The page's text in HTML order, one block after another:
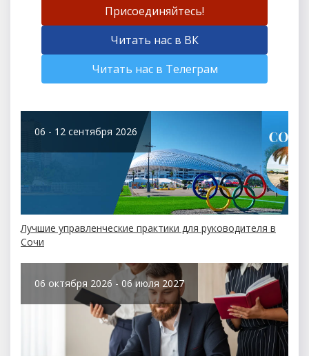
Присоединяйтесь!
Читать нас в ВК
Читать нас в Телеграм
06 - 12 сентября 2026
Лучшие управленческие практики для руководителя в
Сочи
06 октября 2026 - 06 июля 2027